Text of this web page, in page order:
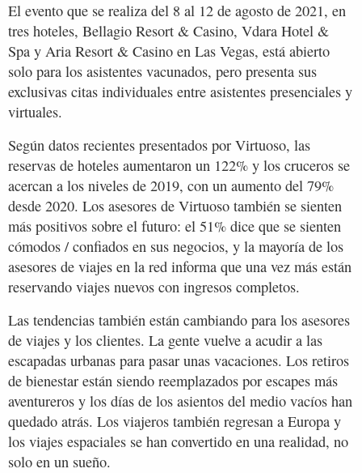
El evento que se realiza del 8 al 12 de agosto de 2021, en
tres hoteles, Bellagio Resort & Casino, Vdara Hotel &
Spa y Aria Resort & Casino en Las Vegas, está abierto
solo para los asistentes vacunados, pero presenta sus
exclusivas citas individuales entre asistentes presenciales y
virtuales.
Según datos recientes presentados por Virtuoso, las
reservas de hoteles aumentaron un 122% y los cruceros se
acercan a los niveles de 2019, con un aumento del 79%
desde 2020. Los asesores de Virtuoso también se sienten
más positivos sobre el futuro: el 51% dice que se sienten
cómodos / confiados en sus negocios, y la mayoría de los
asesores de viajes en la red informa que una vez más están
reservando viajes nuevos con ingresos completos.
Las tendencias también están cambiando para los asesores
de viajes y los clientes. La gente vuelve a acudir a las
escapadas urbanas para pasar unas vacaciones. Los retiros
de bienestar están siendo reemplazados por escapes más
aventureros y los días de los asientos del medio vacíos han
quedado atrás. Los viajeros también regresan a Europa y
los viajes espaciales se han convertido en una realidad, no
solo en un sueño.